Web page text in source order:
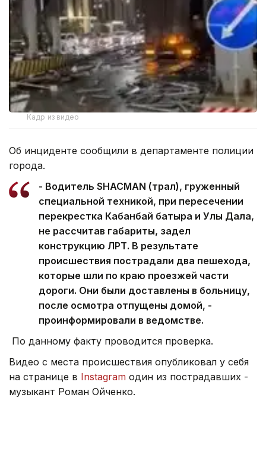
Кадр из видео
Об инциденте сообщили в департаменте полиции
города.
- Водитель SHACMAN (трал), груженный
специальной техникой, при пересечении
перекрестка Кабанбай батыра и Улы Дала,
не рассчитав габариты, задел
конструкцию ЛРТ. В результате
происшествия пострадали два пешехода,
которые шли по краю проезжей части
дороги. Они были доставлены в больницу,
после осмотра отпущены домой, -
проинформировали в ведомстве.
По данному факту проводится проверка.
Видео с места происшествия опубликовал у себя
на странице в Instagram один из пострадавших -
музыкант Роман Ойченко.